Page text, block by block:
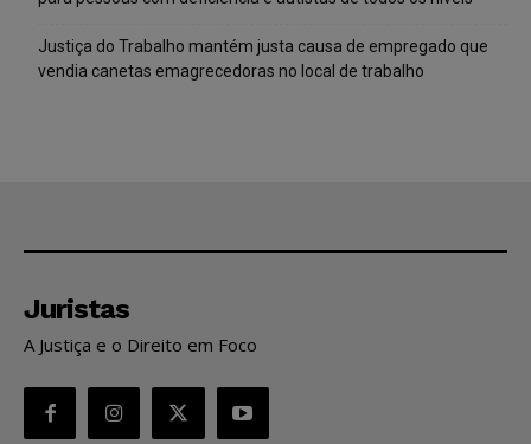
Justiça do Trabalho mantém justa causa de empregado que
vendia canetas emagrecedoras no local de trabalho
Juristas
A Justiça e o Direito em Foco